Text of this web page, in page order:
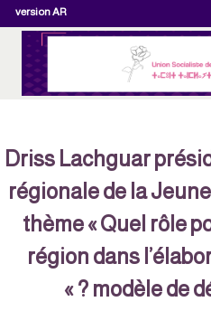
version AR
Driss Lachguar
régionale de la
thème « Quel rôle
région dans
modèle de